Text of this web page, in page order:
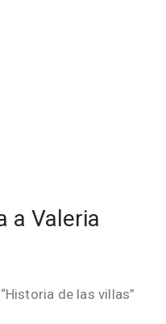
a Valeria
de las villas”